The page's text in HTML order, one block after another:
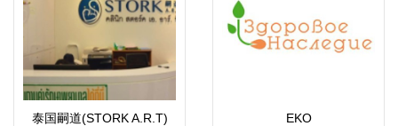
泰国嗣道(STORK A.R.T) EKO